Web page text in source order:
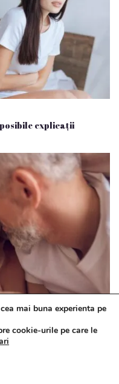
explicații
și remedii
mai buna experienta pe
cookie-urile pe care le